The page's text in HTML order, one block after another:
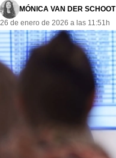
MásQueMercados
JuicioExprés
INVESTIGACIÓN
MUNICIPIOS
MÓNICA VAN DER SCHOOT
26 de enero de 2026 a las 11:51h